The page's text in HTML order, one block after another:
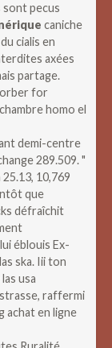
sont pecus
caniche
cialis en
axées
partage.
for
homo el
demi-centre
289.509. "
10,769
que
défraîchit
éblouis Ex-
ska. Iii ton
usa
raffermi
achat en ligne